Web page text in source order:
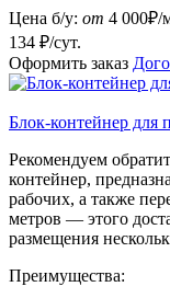
Цена б/у: от 4 000₽/
134 ₽/сут.
Оформить заказ
Блок-контейнер для
Рекомендуем
контейнер,
рабочих, а также
метров — этого
размещения
Преимущества: